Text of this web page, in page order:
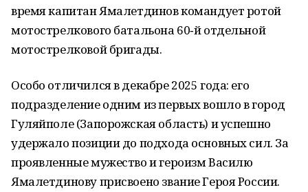
время капитан Ямалетдинов командует ротой
мотострелкового батальона 60‑й отдельной
мотострелковой бригады.
Особо отличился в декабре 2025 года: его
подразделение одним из первых вошло в город
Гуляйполе (Запорожская область) и успешно
удержало позиции до подхода основных сил. За
проявленные мужество и героизм Василю
Ямалетдинову присвоено звание Героя России.